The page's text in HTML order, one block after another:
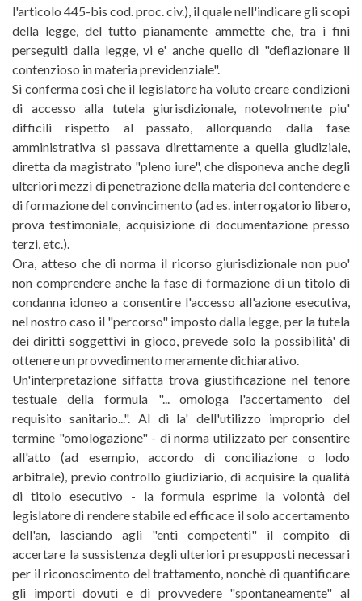
l'articolo 445-bis cod. proc. civ.), il quale nell'indicare gli scopi
della legge, del tutto pianamente ammette che, tra i fini
perseguiti dalla legge, vi e' anche quello di "deflazionare il
contenzioso in materia previdenziale".
Si conferma così che il legislatore ha voluto creare condizioni
di accesso alla tutela giurisdizionale, notevolmente piu'
difficili rispetto al passato, allorquando dalla fase
amministrativa si passava direttamente a quella giudiziale,
diretta da magistrato "pleno iure", che disponeva anche degli
ulteriori mezzi di penetrazione della materia del contendere e
di formazione del convincimento (ad es. interrogatorio libero,
prova testimoniale, acquisizione di documentazione presso
terzi, etc.).
Ora, atteso che di norma il ricorso giurisdizionale non puo'
non comprendere anche la fase di formazione di un titolo di
condanna idoneo a consentire l'accesso all'azione esecutiva,
nel nostro caso il "percorso" imposto dalla legge, per la tutela
dei diritti soggettivi in gioco, prevede solo la possibilità' di
ottenere un provvedimento meramente dichiarativo.
Un'interpretazione siffatta trova giustificazione nel tenore
testuale della formula "... omologa l'accertamento del
requisito sanitario...". Al di la' dell'utilizzo improprio del
termine "omologazione" - di norma utilizzato per consentire
all'atto (ad esempio, accordo di conciliazione o lodo
arbitrale), previo controllo giudiziario, di acquisire la qualità
di titolo esecutivo - la formula esprime la volontà del
legislatore di rendere stabile ed efficace il solo accertamento
dell'an, lasciando agli "enti competenti" il compito di
accertare la sussistenza degli ulteriori presupposti necessari
per il riconoscimento del trattamento, nonchè di quantificare
gli importi dovuti e di provvedere "spontaneamente" al